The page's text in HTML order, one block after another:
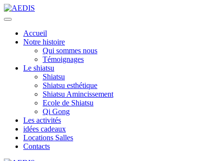
Accueil
Notre histoire
Qui sommes nous
Témoignages
Le shiatsu
Shiatsu
Shiatsu esthétique
Shiatsu Amincissement
Ecole de Shiatsu
Qi Gong
Les activités
idées cadeaux
Locations Salles
Contacts